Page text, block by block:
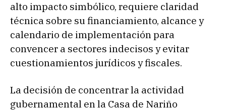
alto impacto simbólico, requiere claridad
técnica sobre su financiamiento, alcance y
calendario de implementación para
convencer a sectores indecisos y evitar
cuestionamientos jurídicos y fiscales.
La decisión de concentrar la actividad
gubernamental en la Casa de Nariño